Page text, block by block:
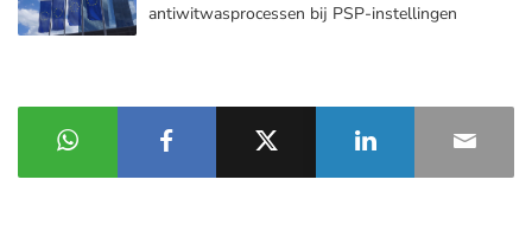
antiwitwasprocessen bij PSP-instellingen